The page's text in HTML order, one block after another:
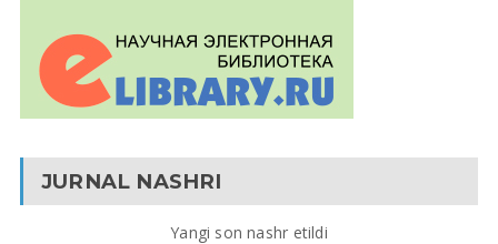
JURNAL NASHRI
Yangi son nashr etildi